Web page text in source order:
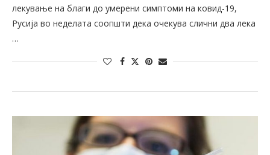
лекување на благи до умерени симптоми на ковид-19,
Русија во неделата соопшти дека очекува слични два лека
…